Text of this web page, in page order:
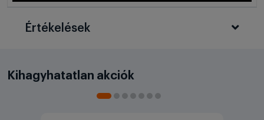
Értékelések
Kihagyhatatlan akciók